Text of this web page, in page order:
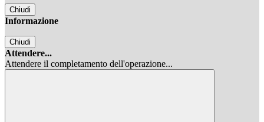
Chiudi
Informazione
Chiudi
Attendere...
Attendere il completamento dell'operazione...